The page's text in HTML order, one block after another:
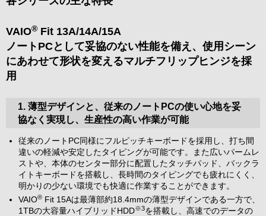
VAIO® Fit 13A/14A/15A
ノートPCとして妥協のない性能を備え、使用シーン
にあわせて形状を変えるマルチフリップヒンジを採
用
1. 薄型デザインと、従来のノートPCの使い心地を妥
協なく実現し、生産性の高い作業が可能
従来のノートPC同様にフルピッチキーボードを採用し、打ち間
違いの軽減や安定したタイピングが可能です。また広いパームレ
ストや、本体のセンター部分に配置したタッチパッド、バックラ
イトキーボードを搭載し、長時間のタイピングでも疲れにくく、
明かりの少ない環境でも快適に作業することができます。
VAIO® Fit 15Aは最薄部約18.4mmの薄型デザインである一方で、
1TBの大容量ハイブリッドHDD※3を搭載し、高速でのデータの